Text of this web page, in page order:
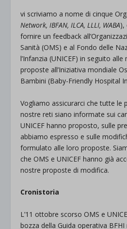
vi scriviamo a nome di cinque
Network, IBFAN, ILCA, LLLI, WABA),
fornire un feedback
Sanità (OMS) e al Fondo delle
l’Infanzia (UNICEF) in seguito
proposte all’Iniziativa mondiale
Bambini (Baby-Friendly Hospital
Vogliamo assicurarci che tutte le
nostre reti siano informate sui
UNICEF hanno proposto, sulle
abbiamo espresso e sulle
formulato alle loro proposte.
che OMS e UNICEF hanno già
nostre proposte di modifica.
Cronistoria
L’11 ottobre scorso OMS e
bozza della Guida operativa